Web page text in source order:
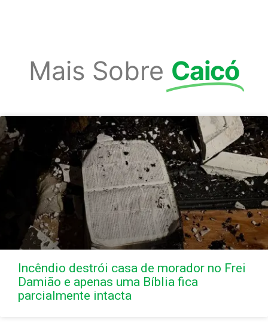
Mais Sobre Caicó
Incêndio destrói casa de morador no Frei
Damião e apenas uma Bíblia fica
parcialmente intacta